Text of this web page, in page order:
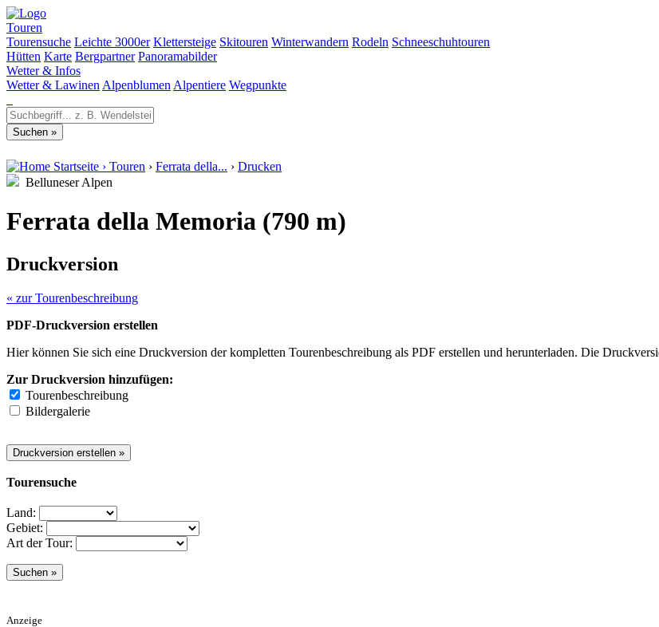
Touren
Tourensuche Leichte 3000er Klettersteige Skitouren Winterwandern Rodeln Schneeschuhtouren
Hütten Karte Bergpartner Panoramabilder
Wetter & Infos
Wetter & Lawinen Alpenblumen Alpentiere Wegpunkte
Startseite › Touren › Ferrata della... › Drucken
Belluneser Alpen
Ferrata della Memoria (790 m)
Druckversion
« zur Tourenbeschreibung
PDF-Druckversion erstellen
Hier können Sie sich eine Druckversion der kompletten Tourenbeschreibung als PDF erstellen und herunterladen. Die
Zur Druckversion hinzufügen:
Tourenbeschreibung
Bildergalerie
Tourensuche
Land:
Gebiet:
Art der Tour:
Anzeige